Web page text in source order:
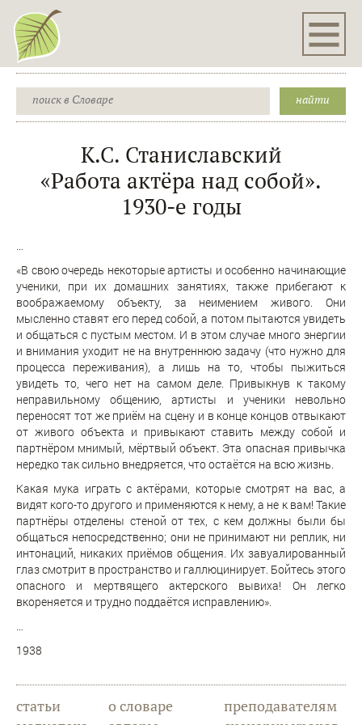
К.С. Станиславский
«Работа актёра над собой».
1930-е годы
…
«В свою очередь некоторые артисты и особенно начинающие
ученики, при их домашних занятиях, также прибегают к
воображаемому объекту, за неимением живого. Они
мысленно ставят его перед собой, а потом пытаются увидеть
и общаться с пустым местом. И в этом случае много энергии
и внимания уходит не на внутреннюю задачу (что нужно для
процесса переживания), а лишь на то, чтобы пыжиться
увидеть то, чего нет на самом деле. Привыкнув к такому
неправильному общению, артисты и ученики невольно
переносят тот же приём на сцену и в конце концов отвыкают
от живого объекта и привыкают ставить между собой и
партнёром мнимый, мёртвый объект. Эта опасная привычка
нередко так сильно внедряется, что остаётся на всю жизнь.
Какая мука играть с актёрами, которые смотрят на вас, а
видят кого-то другого и применяются к нему, а не к вам! Такие
партнёры отделены стеной от тех, с кем должны были бы
общаться непосредственно; они не принимают ни реплик, ни
интонаций, никаких приёмов общения. Их завуалированный
глаз смотрит в пространство и галлюцинирует. Бойтесь этого
опасного и мертвящего актерского вывиха! Он легко
вкореняется и трудно поддаётся исправлению».
…
1938
статьи
о словаре
преподавателям